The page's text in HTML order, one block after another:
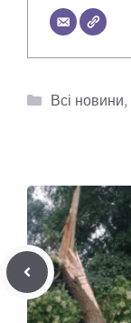
Категорії
Всі новини,